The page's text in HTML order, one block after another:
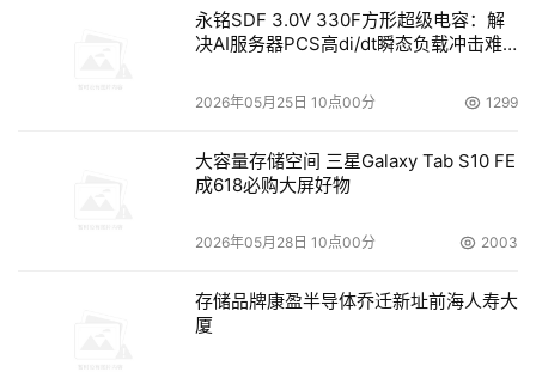
永铭SDF 3.0V 330F方形超级电容：解
决AI服务器PCS高di/dt瞬态负载冲击难
2026年05月25日 10点00分 1299
大容量存储空间 三星Galaxy Tab S10 FE
成618必购大屏好物
2026年05月28日 10点00分 2003
存储品牌康盈半导体乔迁新址前海人寿大
厦